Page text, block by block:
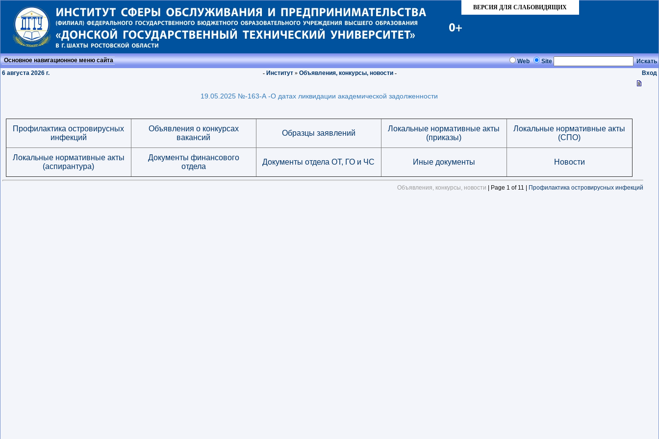
ВЕРСИЯ ДЛЯ СЛАБОВИДЯЩИХ
Основное навигационное меню сайта Web Site
Искать
6 августа 2026 г.
- Институт» Объявления, конкурсы, новости - Вход
19.05.2025 №-163-А -О датах ликвидации академической задолженности
Профилактика островирусных
инфекций
Объявления о конкурсах
вакансий
Образцы заявлений
Локальные нормативные акты
(приказы)
Локальные нормативные акты
(СПО)
Локальные нормативные акты
(аспирантура)
Документы финансового
отдела
Документы отдела ОТ, ГО и ЧС Иные документы Новости
Объявления, конкурсы, новости | Page 1 of 11 | Профилактика островирусных инфекций